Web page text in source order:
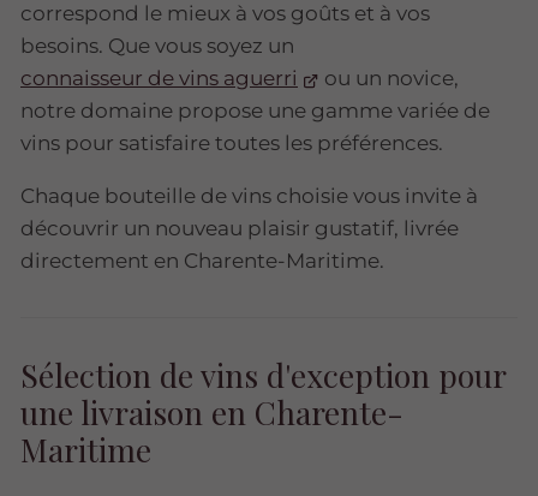
correspond le mieux à vos goûts et à vos
besoins. Que vous soyez un
connaisseur de vins aguerri
ou un novice,
notre domaine propose une gamme variée de
vins pour satisfaire toutes les préférences.
Chaque bouteille de vins choisie vous invite à
découvrir un nouveau plaisir gustatif, livrée
directement en Charente-Maritime.
Sélection de vins d'exception pour
une livraison en Charente-
Maritime